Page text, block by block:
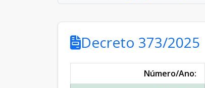
Decreto 373/2025
Número/Ano: